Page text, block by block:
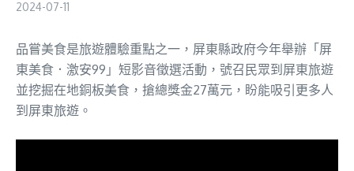
2024-07-11
品嘗美食是旅遊體驗重點之一，屏東縣政府今年舉辦「屏
東美食．激安99」短影音徵選活動，號召民眾到屏東旅遊
並挖掘在地銅板美食，搶總獎金27萬元，盼能吸引更多人
到屏東旅遊。